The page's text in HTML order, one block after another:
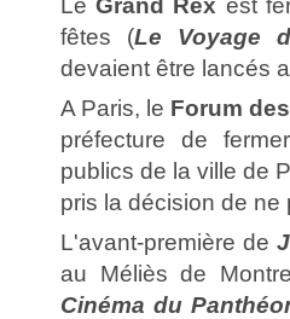
fêtes (Le Voyage
devaient être lancés
A Paris, le Forum
préfecture de
publics de la ville de
pris la décision de ne
L'avant-première de
au Méliès de
Cinéma du